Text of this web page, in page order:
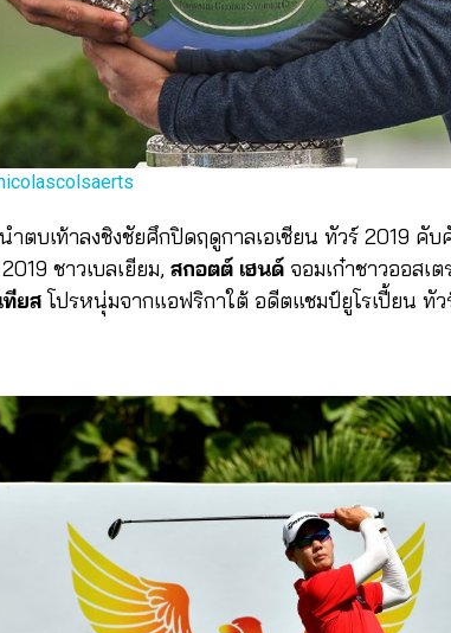
ตบเท้าลงชิงชัยศึกปิดฤดูกาลเอเชียน ทัวร์ 2019 คับ
ชาวเบลเยียม, สกอตต์ เฮนด์ จอมเก๋าชาวออสเต
ทียสโปรหนุ่มจากแอฟริกาใต้ อดีตแชมป์ยูโรเปี้ยน ทัว